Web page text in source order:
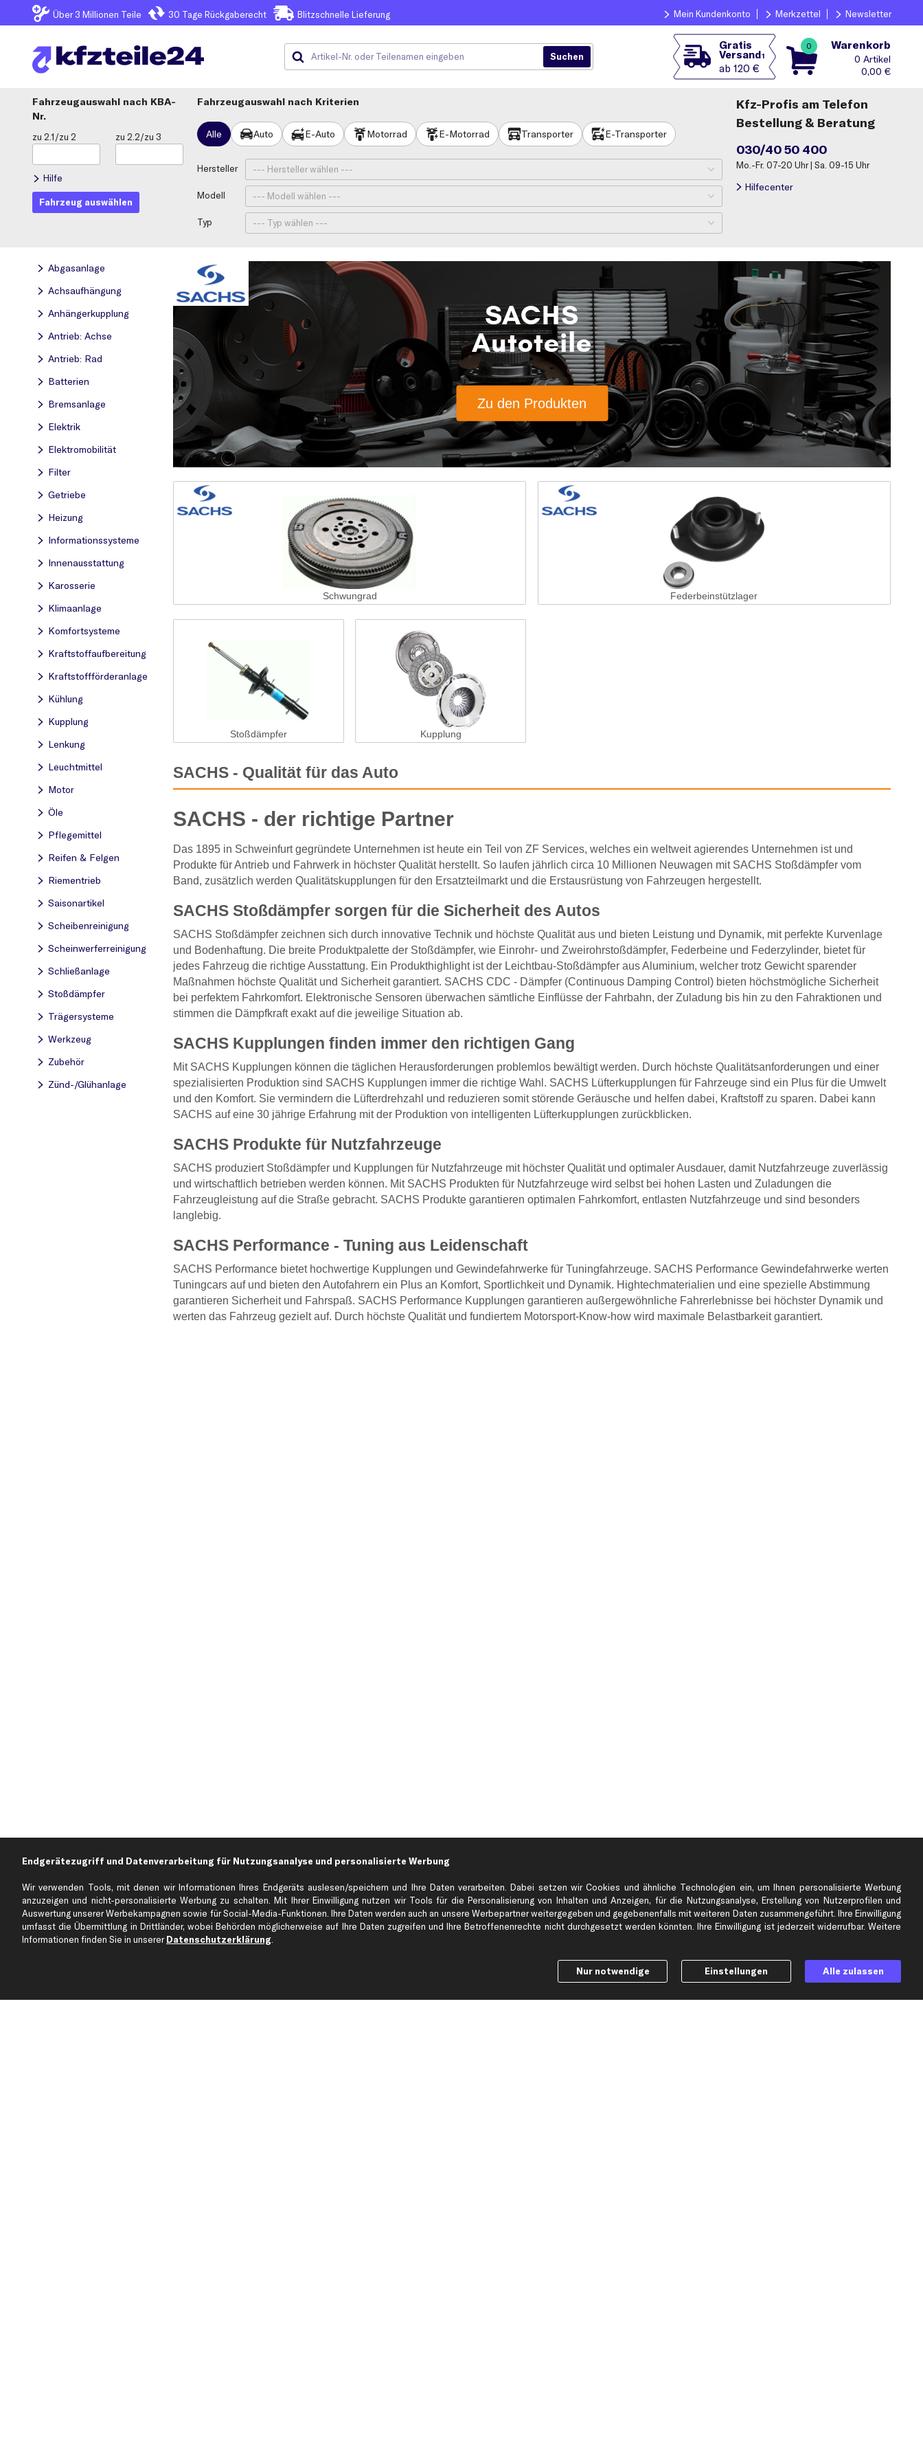
Über 3 Millionen Teile 30 Tage Rückgaberecht Blitzschnelle Lieferung Mein Kundenkonto Merkzettel Newsletter
Gratis
Versand1
ab 120 €
0 Warenkorb
0
0,00 €
Fahrzeugauswahl
KBA-
Nr.
zu 2.1/zu 2 zu 2.2/zu 3
Hilfe
Fahrzeug auswählen
Fahrzeugauswahl nach Kriterien
Alle Auto E-Auto Motorrad E-Motorrad Transporter E-Transporter
Hersteller
Modell
Typ
Kfz-Profis am Telefon
Bestellung & Beratung
030/40 50 400
Mo.-Fr. 07-20 Uhr | Sa. 09-15 Uhr
Hilfecenter
Abgasanlage
Achsaufhängung
Anhängerkupplung
Antrieb: Achse
Antrieb: Rad
Batterien
Bremsanlage
Elektrik
Elektromobilität
Filter
Getriebe
Heizung
Informationssysteme
Innenausstattung
Karosserie
Klimaanlage
Komfortsysteme
Kraftstoff­aufbereitung
Kraftstoff­förderanlage
Kühlung
Kupplung
Lenkung
Leuchtmittel
Motor
Öle
Pflegemittel
Reifen & Felgen
Riementrieb
Saisonartikel
Scheibenreinigung
Scheinwerferreinigung
Schließanlage
Stoßdämpfer
Trägersysteme
Werkzeug
Zubehör
Zünd-/Glühanlage
SACHS
Autoteile
Zu den Produkten
Schwungrad Federbeinstützlager
Stoßdämpfer Kupplung
SACHS - Qualität für das Auto
SACHS - der richtige Partner
Das 1895 in Schweinfurt gegründete Unternehmen ist heute ein Teil von ZF Services, welches ein weltweit agierendes Unternehmen ist und
Produkte für Antrieb und Fahrwerk in höchster Qualität herstellt. So laufen jährlich circa 10 Millionen Neuwagen mit SACHS Stoßdämpfer vom
Band, zusätzlich werden Qualitätskupplungen für den Ersatzteilmarkt und die Erstausrüstung von Fahrzeugen hergestellt.
SACHS Stoßdämpfer sorgen für die Sicherheit des Autos
SACHS Stoßdämpfer zeichnen sich durch innovative Technik und höchste Qualität aus und bieten Leistung und Dynamik, mit perfekte Kurvenlage
und Bodenhaftung. Die breite Produktpalette der Stoßdämpfer, wie Einrohr- und Zweirohrstoßdämpfer, Federbeine und Federzylinder, bietet für
jedes Fahrzeug die richtige Ausstattung. Ein Produkthighlight ist der Leichtbau-Stoßdämpfer aus Aluminium, welcher trotz Gewicht sparender
Maßnahmen höchste Qualität und Sicherheit garantiert. SACHS CDC - Dämpfer (Continuous Damping Control) bieten höchstmögliche Sicherheit
bei perfektem Fahrkomfort. Elektronische Sensoren überwachen sämtliche Einflüsse der Fahrbahn, der Zuladung bis hin zu den Fahraktionen und
stimmen die Dämpfkraft exakt auf die jeweilige Situation ab.
SACHS Kupplungen finden immer den richtigen Gang
Mit SACHS Kupplungen können die täglichen Herausforderungen problemlos bewältigt werden. Durch höchste Qualitätsanforderungen und einer
spezialisierten Produktion sind SACHS Kupplungen immer die richtige Wahl. SACHS Lüfterkupplungen für Fahrzeuge sind ein Plus für die Umwelt
und den Komfort. Sie vermindern die Lüfterdrehzahl und reduzieren somit störende Geräusche und helfen dabei, Kraftstoff zu sparen. Dabei kann
SACHS auf eine 30 jährige Erfahrung mit der Produktion von intelligenten Lüfterkupplungen zurückblicken.
SACHS Produkte für Nutzfahrzeuge
SACHS produziert Stoßdämpfer und Kupplungen für Nutzfahrzeuge mit höchster Qualität und optimaler Ausdauer, damit Nutzfahrzeuge zuverlässig
und wirtschaftlich betrieben werden können. Mit SACHS Produkten für Nutzfahrzeuge wird selbst bei hohen Lasten und Zuladungen die
Fahrzeugleistung auf die Straße gebracht. SACHS Produkte garantieren optimalen Fahrkomfort, entlasten Nutzfahrzeuge und sind besonders
langlebig.
SACHS Performance - Tuning aus Leidenschaft
SACHS Performance bietet hochwertige Kupplungen und Gewindefahrwerke für Tuningfahrzeuge. SACHS Performance Gewindefahrwerke werten
Tuningcars auf und bieten den Autofahrern ein Plus an Komfort, Sportlichkeit und Dynamik. Hightechmaterialien und eine spezielle Abstimmung
garantieren Sicherheit und Fahrspaß. SACHS Performance Kupplungen garantieren außergewöhnliche Fahrerlebnisse bei höchster Dynamik und
werten das Fahrzeug gezielt auf. Durch höchste Qualität und fundiertem Motorsport-Know-how wird maximale Belastbarkeit garantiert.
Über uns
businessplus
Corporate Webseite
Bewertungen
Versandinfo
Retoure & Gewährleistung
Austauschartikel
Unsere Marken
Kontakt
Datenschutz
AGB
Widerrufsbelehrung
Auspuff
Bremsbeläge
Bremssattel
Lichtmaschine
Luftfilter
Ölfilter
Audi Ersatzteile
BMW Ersatzteile
Ford Ersatzteile
Opel Ersatzteile
Peugeot Ersatzteile
Renault Ersatzteile
Endgerätezugriff und Datenverarbeitung für Nutzungsanalyse und personalisierte Werbung
Wir verwenden Tools, mit denen wir Informationen Ihres Endgeräts auslesen/speichern und Ihre Daten verarbeiten. Dabei setzen wir Cookies und ähnliche Technologien ein, um Ihnen personalisierte Werbung
anzuzeigen und nicht-personalisierte Werbung zu schalten. Mit Ihrer Einwilligung nutzen wir Tools für die Personalisierung von Inhalten und Anzeigen, für die Nutzungsanalyse, Erstellung von Nutzerprofilen und
Auswertung unserer Werbekampagnen sowie für Social-Media-Funktionen. Ihre Daten werden auch an unsere Werbepartner weitergegeben und gegebenenfalls mit weiteren Daten zusammengeführt. Ihre Einwilligung
umfasst die Übermittlung in Drittländer, wobei Behörden möglicherweise auf Ihre Daten zugreifen und Ihre Betroffenenrechte nicht durchgesetzt werden könnten. Ihre Einwilligung ist jederzeit widerrufbar. Weitere
Informationen finden Sie in unsererDatenschutzerklärung
Nur notwendige Einstellungen Alle zulassen